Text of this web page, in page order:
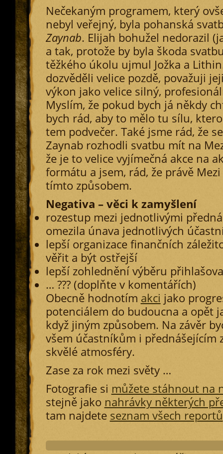
Nečekaným programem, který
nebyl veřejný, byla pohanská
Zaynab. Elijah bohužel nedorazil
a tak, protože by byla škoda
těžkého úkolu ujmul Jožka a
dozvěděli velice pozdě, považuji
výkon jako velice silný,
Myslím, že pokud bych já někdy
bych rád, aby to mělo tu sílu,
tem podvečer. Také jsme rád, že
Zaynab rozhodli svatbu mít na
že je to velice vyjímečná akce na
formátu a jsem, rád, že právě
tímto způsobem.
Negativa – věci k zamyšlení
rozestup mezi jednotlivými
omezila únava jednotlivých
lepší organizace finančních
věřit a být ostřejší
lepší zohlednění výběru
… ??? (doplňte v komentářích)
Obecně hodnotím akci jako
potenciálem do budoucna a opět
když jiným způsobem. Na závěr
všem účastníkům i přednášejícím
skvělé atmosféry.
Zase za rok mezi světy …
Fotografie si můžete stáhnout na
stejně jako nahrávky některých
tam najdete seznam všech reportů